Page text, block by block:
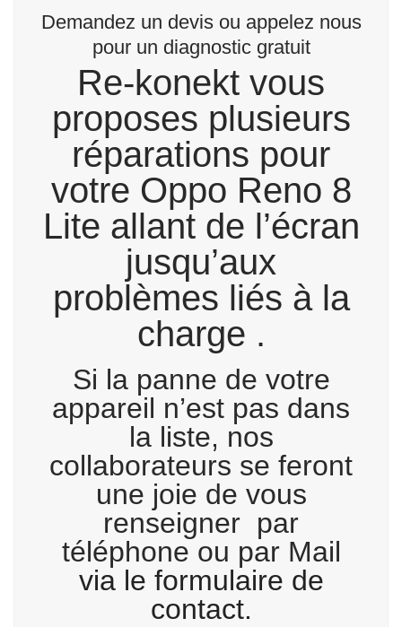
Demandez un devis ou appelez nous
pour un diagnostic gratuit
Re-konekt vous
proposes plusieurs
réparations pour
votre Oppo Reno 8
Lite allant de l’écran
jusqu’aux
problèmes liés à la
charge .
Si la panne de votre
appareil n’est pas dans
la liste, nos
collaborateurs se feront
une joie de vous
renseigner par
téléphone ou par Mail
via le formulaire de
contact.